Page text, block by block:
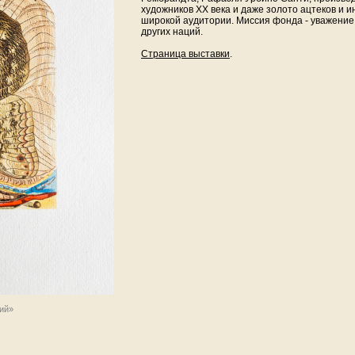
художников XX века и даже золото ацтеков и
широкой аудитории. Миссия фонда - уважение
других наций.
Страница выставки.